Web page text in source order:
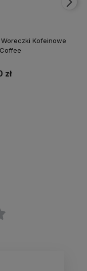
Woreczki Kofeinowe
zł